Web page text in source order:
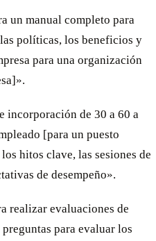
un manual completo para
políticas, los beneficios y
para una organización
incorporación de 30 a 60 a
[para un puesto
hitos clave, las sesiones de
de desempeño».
realizar evaluaciones de
para evaluar los